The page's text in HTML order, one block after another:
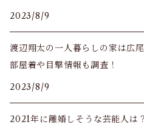
2023/8/9
渡辺翔太の一人暮らしの家は広
部屋着や目撃情報も調査！
2023/8/9
2021年に離婚しそうな芸能人は